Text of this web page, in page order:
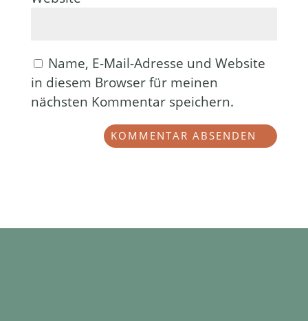
Name, E-Mail-Adresse und Website
in diesem Browser für meinen
nächsten Kommentar speichern.